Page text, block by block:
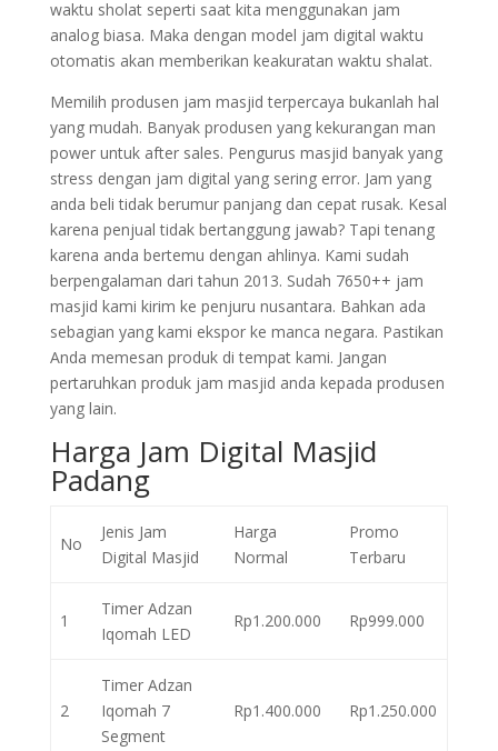
waktu sholat seperti saat kita menggunakan jam
analog biasa. Maka dengan model jam digital waktu
otomatis akan memberikan keakuratan waktu shalat.
Memilih produsen jam masjid terpercaya bukanlah hal
yang mudah. Banyak produsen yang kekurangan man
power untuk after sales. Pengurus masjid banyak yang
stress dengan jam digital yang sering error. Jam yang
anda beli tidak berumur panjang dan cepat rusak. Kesal
karena penjual tidak bertanggung jawab? Tapi tenang
karena anda bertemu dengan ahlinya. Kami sudah
berpengalaman dari tahun 2013. Sudah 7650++ jam
masjid kami kirim ke penjuru nusantara. Bahkan ada
sebagian yang kami ekspor ke manca negara. Pastikan
Anda memesan produk di tempat kami. Jangan
pertaruhkan produk jam masjid anda kepada produsen
yang lain.
Harga Jam Digital Masjid
Padang
No
Jenis Jam
Digital Masjid
Harga
Normal
Promo
Terbaru
1
Timer Adzan
Iqomah LED
Rp1.200.000 Rp999.000
2
Timer Adzan
Iqomah 7
Segment
Rp1.400.000 Rp1.250.000